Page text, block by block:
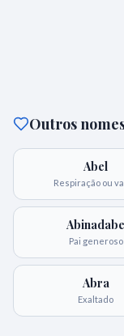
Outros
Abel
Respiração ou
Abinadabe
Pai generoso
Abra
Exaltado